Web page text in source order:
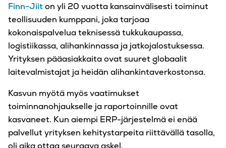
Finn-Jiiton yli 20 vuotta kansainvälisesti toiminut
teollisuuden kumppani, joka tarjoaa
kokonaispalvelua teknisessä tukkukaupassa,
logistiikassa, alihankinnassa ja jatkojalostuksessa.
Yrityksen pääasiakkaita ovat suuret globaalit
laitevalmistajat ja heidän alihankintaverkostonsa.
Kasvun myötä myös vaatimukset
toiminnanohjaukselle ja raportoinnille ovat
kasvaneet. Kun aiempi ERP-järjestelmä ei enää
palvellut yrityksen kehitystarpeita riittävällä tasolla,
oli aika ottaa seuraava askel.